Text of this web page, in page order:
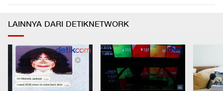
LAINNYA DARI DETIKNETWORK